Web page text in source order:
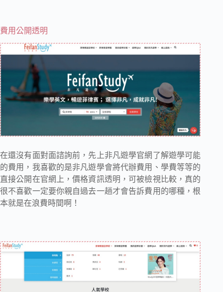
費用公開透明
在還沒有面對面諮詢前，先上非凡遊學官網了解遊學可能
的費用，我喜歡的是非凡遊學會將代辦費用、學費等等的
直接公開在官網上，價格資訊透明，可被檢視比較，真的
很不喜歡一定要你親自過去一趟才會告訴費用的哪種，根
本就是在浪費時間啊！